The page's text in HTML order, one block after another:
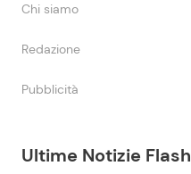
Ultime Notizie Flash
Chi siamo
Redazione
Pubblicità